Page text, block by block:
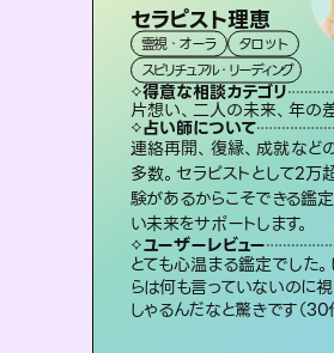
セラピスト理恵
霊視・オーラ
タロット
スピリチュアル・リーディング
得意な相談カテゴリ
片想い、二人の未来、年の
占い師について
連絡再開、復縁、成就など
多数。セラピストとして2
験があるからこそできる鑑
い未来をサポートします。
ユーザーレビュー
とても心温まる鑑定でした
らは何も言っていないのに
しゃるんだなと驚きです（30
アイリス -iris-
西洋占星術 タロット
ルーン
得意な相談カテゴリ
恋愛総合、片想い、二
占い師について
復縁、恋愛、不倫の行
思い、仕事関係や借金
いことや心の負担にな
紐解き、背中をそっと押し
ユーザーレビュー
安心感のあり、言い切っ
さない鑑定のおかげで、
持ちを整えられます（30
おう 霊感オラ
霊視・オーラ
オラクルカード
得意な相談カテ
恋愛総合、あの人の
占い師について
霊視×オラクルカー
「未来」そして「気
ち」まで丁寧に読み
ントを優しく引き出し
ユーザーレビュー
不安な気持ちが嘘み
た…！よく視えていら
感じました（40代 女
彗望（すいぼう
霊視・オーラ
スピリチュアル・リ
得意な相談カ
片想い、あの人
占い師について
3,700年以上の歴史を持つ東洋最古の占術「易占」で詳細まで占い、幸せへ向かう道筋を示しま
ユーザーレビュー
複雑な背景もしっ
いただけました。気
た（50代 女性）
桃源珠羽
霊視・オーラ
スピリチュアル・
得意な相談
片想い、あの人
占い師につ
恋愛のお悩みの
係」の相談を得
恋人未満なお相
寧に読み解き恋愛
ユーザーレビュー
鑑定していただい
動すると仲が復活
とうございました
未来視師
霊視・オーラ
スピリチュアル
得意な相談
出逢い、片
占い師につ
未来には何パ
ます。不安で視
たの素敵な未
選択できるようア
ユーザーレビュー
職場の人の性質
本当によく視えて
打てて前向きにな